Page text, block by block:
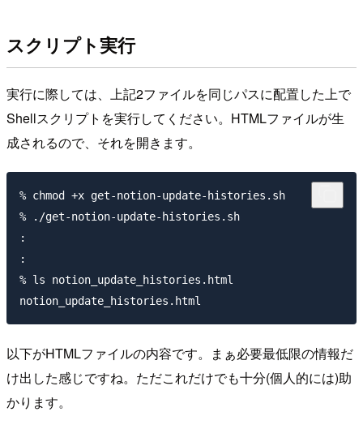
スクリプト実行
実行に際しては、上記2ファイルを同じパスに配置した上で
Shellスクリプトを実行してください。HTMLファイルが生
成されるので、それを開きます。
% chmod +x get-notion-update-histories.sh
% ./get-notion-update-histories.sh
:
:
% ls notion_update_histories.html
以下がHTMLファイルの内容です。まぁ必要最低限の情報だ
け出した感じですね。ただこれだけでも十分(個人的には)助
かります。